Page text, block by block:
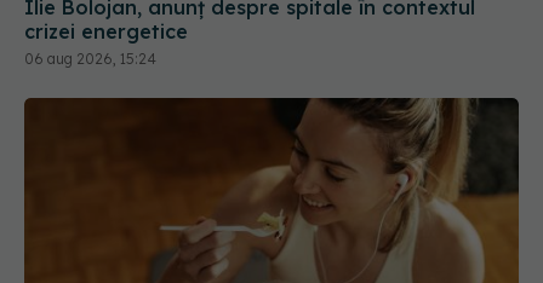
06 aug 2026, 15:24